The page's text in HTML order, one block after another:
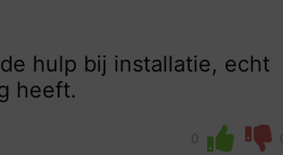
hulp bij installatie, echt
heeft.
0 0